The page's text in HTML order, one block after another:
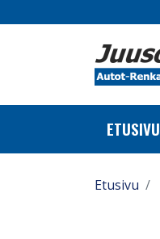
ETUSIVU
Etusivu